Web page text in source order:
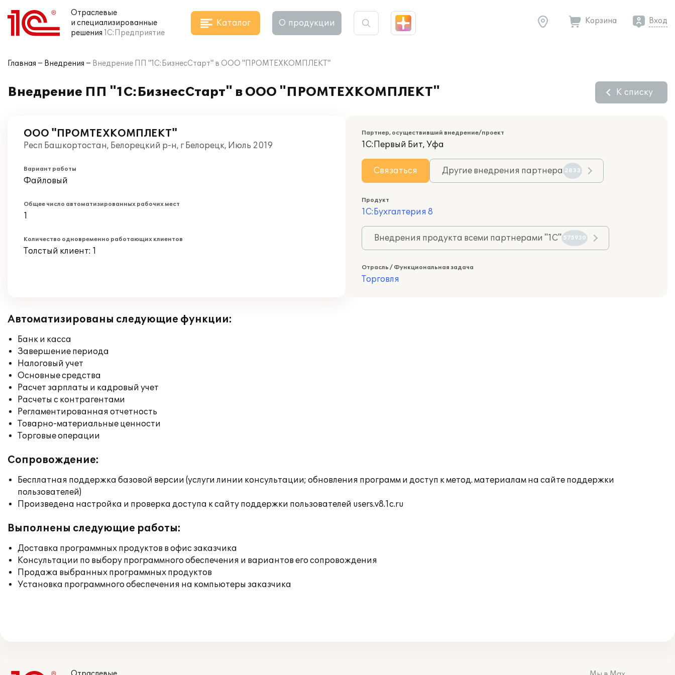
Отраслевые
и специализированные
решения 1С:Предприятие
Каталог О продукции Корзина Вход
Главная Внедрения Внедрение ПП "1С:БизнесСтарт" в ООО "ПРОМТЕХКОМПЛЕКТ"
Внедрение ПП "1С:БизнесСтарт" в ООО "ПРОМТЕХКОМПЛЕКТ" К списку
ООО "ПРОМТЕХКОМПЛЕКТ"
Респ Башкортостан, Белорецкий р-н, г Белорецк, Июль 2019
Вариант работы
Файловый
Общее число автоматизированных рабочих мест
1
Количество одновременно работающих клиентов
Толстый клиент: 1
Партнер, осуществивший внедрение/проект
1С:Первый Бит, Уфа
Связаться Другие внедрения партнера 2833
Продукт
1С:Бухгалтерия 8
Внедрения продукта всеми партнерами "1С" 575930
Отрасль / Функциональная задача
Торговля
Автоматизированы следующие функции:
Банк и касса
Завершение периода
Налоговый учет
Основные средства
Расчет зарплаты и кадровый учет
Расчеты с контрагентами
Регламентированная отчетность
Товарно-материальные ценности
Торговые операции
Сопровождение:
Бесплатная поддержка базовой версии (услуги линии консультации; обновления программ и доступ к метод. материалам на сайте поддержки
пользователей)
Произведена настройка и проверка доступа к сайту поддержки пользователей users.v8.1c.ru
Выполнены следующие работы:
Доставка программных продуктов в офис заказчика
Консультации по выбору программного обеспечения и вариантов его сопровождения
Продажа выбранных программных продуктов
Установка программного обеспечения на компьютеры заказчика